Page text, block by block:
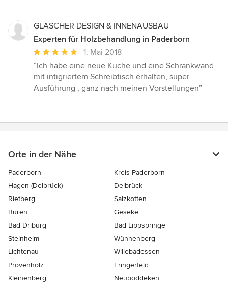
GLÄSCHER DESIGN & INNENAUSBAU
Experten für Holzbehandlung in Paderborn
Durchschnittliche
Bewertung:
5
von
1. Mai 2018
“Ich habe eine neue Küche und eine Schrankwand
mit intigriertem Schreibtisch erhalten, super
Ausführung , ganz nach meinen Vorstellungen”
Orte in der Nähe
Paderborn
Kreis Paderborn
Hagen (Delbrück)
Delbrück
Rietberg
Salzkotten
Büren
Geseke
Bad Driburg
Bad Lippspringe
Steinheim
Wünnenberg
Lichtenau
Willebadessen
Prövenholz
Eringerfeld
Kleinenberg
Neuböddeken